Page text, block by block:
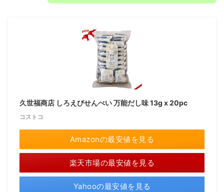
久世福商店 しろえびせんべい 万能だし味 13g x 20pc
コストコ
Amazonの最安値を見る
楽天市場の最安値を見る
Yahooの最安値を見る